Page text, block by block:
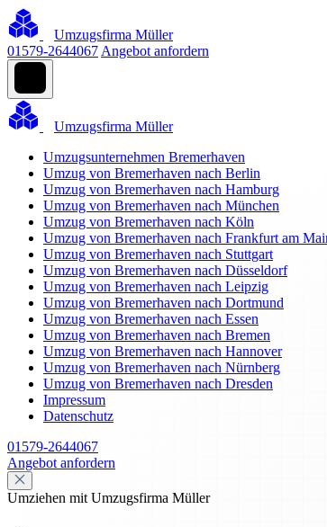
Umzugsfirma Müller
01579-2644067 Angebot anfordern
Umzugsfirma Müller
Umzugsunternehmen Bremerhaven
Umzug von Bremerhaven nach Berlin
Umzug von Bremerhaven nach Hamburg
Umzug von Bremerhaven nach München
Umzug von Bremerhaven nach Köln
Umzug von Bremerhaven nach Frankfurt am
Umzug von Bremerhaven nach Stuttgart
Umzug von Bremerhaven nach Düsseldorf
Umzug von Bremerhaven nach Leipzig
Umzug von Bremerhaven nach Dortmund
Umzug von Bremerhaven nach Essen
Umzug von Bremerhaven nach Bremen
Umzug von Bremerhaven nach Hannover
Umzug von Bremerhaven nach Nürnberg
Umzug von Bremerhaven nach Dresden
Impressum
Datenschutz
01579-2644067
Angebot anfordern
Umziehen mit Umzugsfirma Müller